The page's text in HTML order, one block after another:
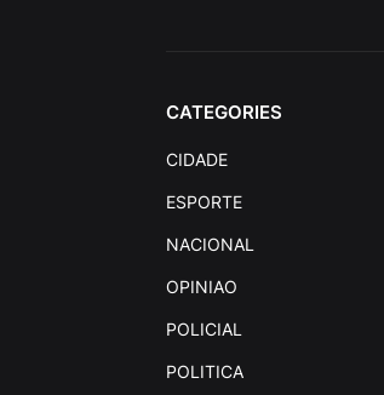
CATEGORIES
CIDADE
ESPORTE
NACIONAL
OPINIAO
POLICIAL
POLITICA